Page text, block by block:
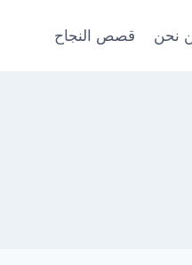
نحن قصص النجاح